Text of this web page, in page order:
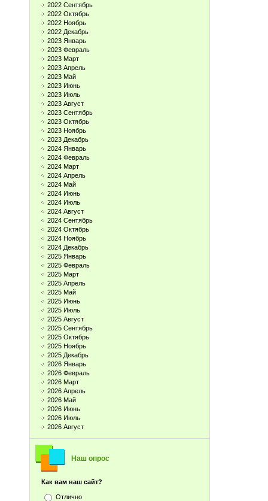
2022 Сентябрь
2022 Октябрь
2022 Ноябрь
2022 Декабрь
2023 Январь
2023 Февраль
2023 Март
2023 Апрель
2023 Май
2023 Июнь
2023 Июль
2023 Август
2023 Сентябрь
2023 Октябрь
2023 Ноябрь
2023 Декабрь
2024 Январь
2024 Февраль
2024 Март
2024 Апрель
2024 Май
2024 Июнь
2024 Июль
2024 Август
2024 Сентябрь
2024 Октябрь
2024 Ноябрь
2024 Декабрь
2025 Январь
2025 Февраль
2025 Март
2025 Апрель
2025 Май
2025 Июнь
2025 Июль
2025 Август
2025 Сентябрь
2025 Октябрь
2025 Ноябрь
2025 Декабрь
2026 Январь
2026 Февраль
2026 Март
2026 Апрель
2026 Май
2026 Июнь
2026 Июль
2026 Август
Наш опрос
Как вам наш сайт?
Отлично